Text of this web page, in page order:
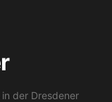
der Dresdener